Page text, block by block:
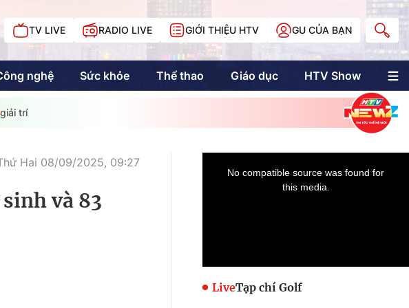
TV LIVE RADIO LIVE GIỚI THIỆU HTV GU CỦA BẠN
nghệ Sức khỏe Thể thao Giáo dục HTV Show
Multimedia
Multiform
Doanh nhân Sài
Gòn
giải trí
Hai 08/09/2025, 09:27
và 83
LiveTạp chí Golf